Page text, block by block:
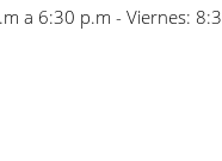
a 6:30 p.m - Viernes: